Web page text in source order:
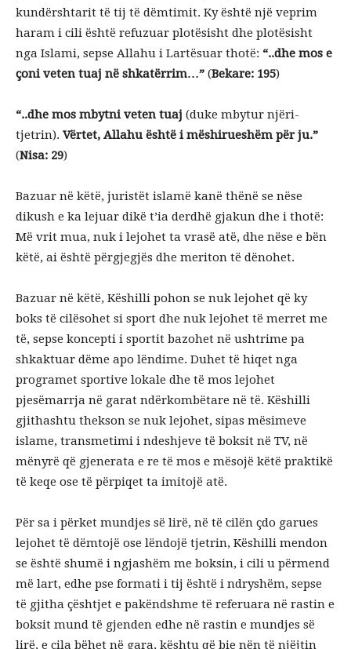
kundërshtarit të tij të dëmtimit. Ky është një veprim
haram i cili është refuzuar plotësisht dhe plotësisht
nga Islami, sepse Allahu i Lartësuar thotë: “..dhe mos e
çoni veten tuaj në shkatërrim…” (Bekare: 195)
“..dhe mos mbytni veten tuaj (duke mbytur njëri-
tjetrin). Vërtet, Allahu është i mëshirueshëm për ju.”
(Nisa: 29)
Bazuar në këtë, juristët islamë kanë thënë se nëse
dikush e ka lejuar dikë t’ia derdhë gjakun dhe i thotë:
Më vrit mua, nuk i lejohet ta vrasë atë, dhe nëse e bën
këtë, ai është përgjegjës dhe meriton të dënohet.
Bazuar në këtë, Këshilli pohon se nuk lejohet që ky
boks të cilësohet si sport dhe nuk lejohet të merret me
të, sepse koncepti i sportit bazohet në ushtrime pa
shkaktuar dëme apo lëndime. Duhet të hiqet nga
programet sportive lokale dhe të mos lejohet
pjesëmarrja në garat ndërkombëtare në të. Këshilli
gjithashtu thekson se nuk lejohet, sipas mësimeve
islame, transmetimi i ndeshjeve të boksit në TV, në
mënyrë që gjenerata e re të mos e mësojë këtë praktikë
të keqe ose të përpiqet ta imitojë atë.
Për sa i përket mundjes së lirë, në të cilën çdo garues
lejohet të dëmtojë ose lëndojë tjetrin, Këshilli mendon
se është shumë i ngjashëm me boksin, i cili u përmend
më lart, edhe pse formati i tij është i ndryshëm, sepse
të gjitha çështjet e pakëndshme të referuara në rastin e
boksit mund të gjenden edhe në rastin e mundjes së
lirë, e cila bëhet në gara, kështu që bie nën të njëjtin